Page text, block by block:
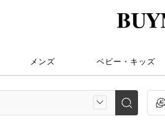
メンズ ベビー・キッズ